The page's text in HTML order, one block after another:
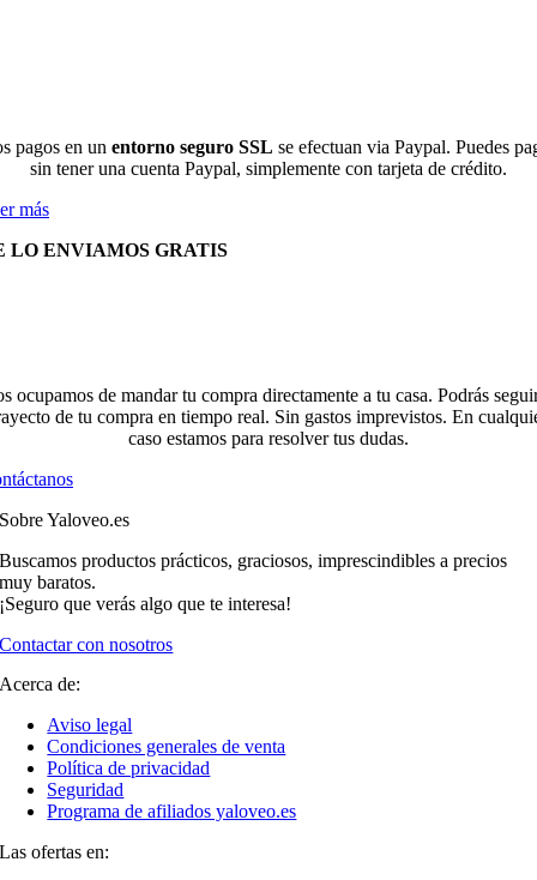
pagos en un entorno seguro SSL se efectuan via Paypal. Puedes
sin tener una cuenta Paypal, simplemente con tarjeta de crédito.
más
LO ENVIAMOS GRATIS
ocupamos de mandar tu compra directamente a tu casa. Podrás
de tu compra en tiempo real. Sin gastos imprevistos. En
caso estamos para resolver tus dudas.
Sobre Yaloveo.es
Buscamos productos prácticos, graciosos, imprescindibles a precios
muy baratos.
¡Seguro que verás algo que te interesa!
Contactar con nosotros
Acerca de:
Aviso legal
Condiciones generales de venta
Política de privacidad
Seguridad
Programa de afiliados yaloveo.es
Las ofertas en: